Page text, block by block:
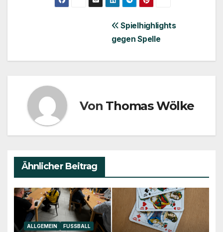
Beitragsnavigation
Spielhighlights
gegen Spelle
Von Thomas Wölke
Ähnlicher Beitrag
ALLGEMEIN FUSSBALL